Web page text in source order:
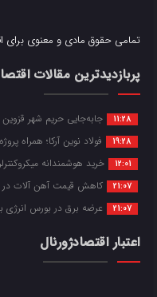
تمامی حقوق مادی و معنوی برای
پربازدیدترین مقالات
11:28 جابه‌جایی حریم شهر قزوین
19:28 فولاد نوین آرکا؛ همراه
12:01 خرید هوشمندانه
21:07 کاهش قیمت آهن آلات در
21:07 عرضه برق در بورس انرژی
اعتبار اقتصادژورنال